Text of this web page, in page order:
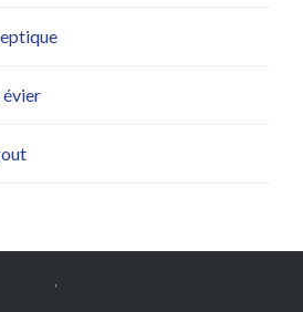
évier